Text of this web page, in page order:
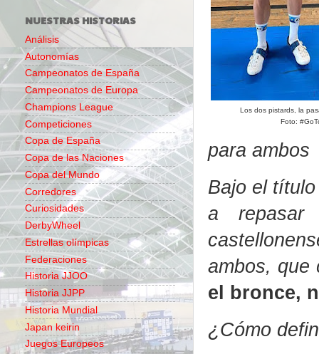
Los dos pistards, la
Foto:
para ambos
Bajo el
a repasar
ambos, que
el bronce,
¿Cómo
NUESTRAS HISTORIAS
Análisis
Autonomías
Campeonatos de España
Campeonatos de Europa
Champions League
Competiciones
Copa de España
Copa de las Naciones
Copa del Mundo
Corredores
Curiosidades
DerbyWheel
Estrellas olímpicas
Federaciones
Historia JJOO
Historia JJPP
Historia Mundial
Japan keirin
Juegos Europeos